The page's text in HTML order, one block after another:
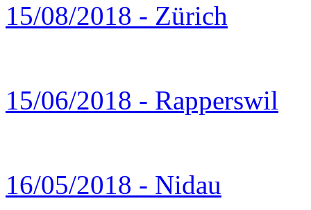
15/08/2018 - Zürich
15/06/2018 - Rapperswil
16/05/2018 - Nidau